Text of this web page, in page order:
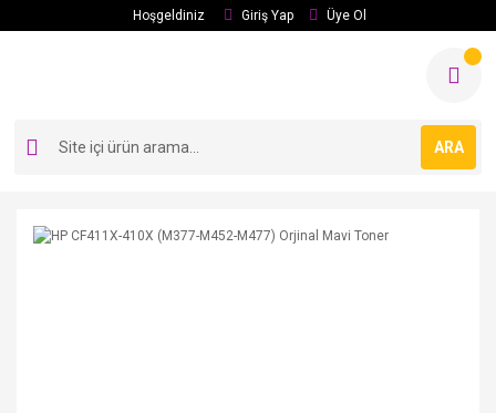
Hoşgeldiniz Giriş Yap Üye Ol
ARA